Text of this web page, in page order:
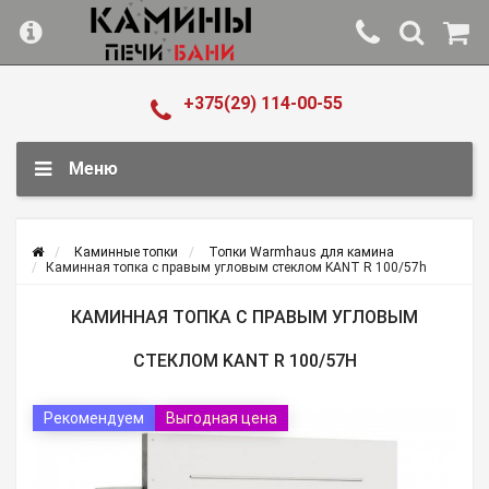
+375(29) 114-00-55
Меню
Каминные топки
Топки Warmhaus для камина
Каминная топка с правым угловым стеклом KANT R 100/57h
КАМИННАЯ ТОПКА С ПРАВЫМ УГЛОВЫМ
СТЕКЛОМ KANT R 100/57H
Рекомендуем Выгодная цена